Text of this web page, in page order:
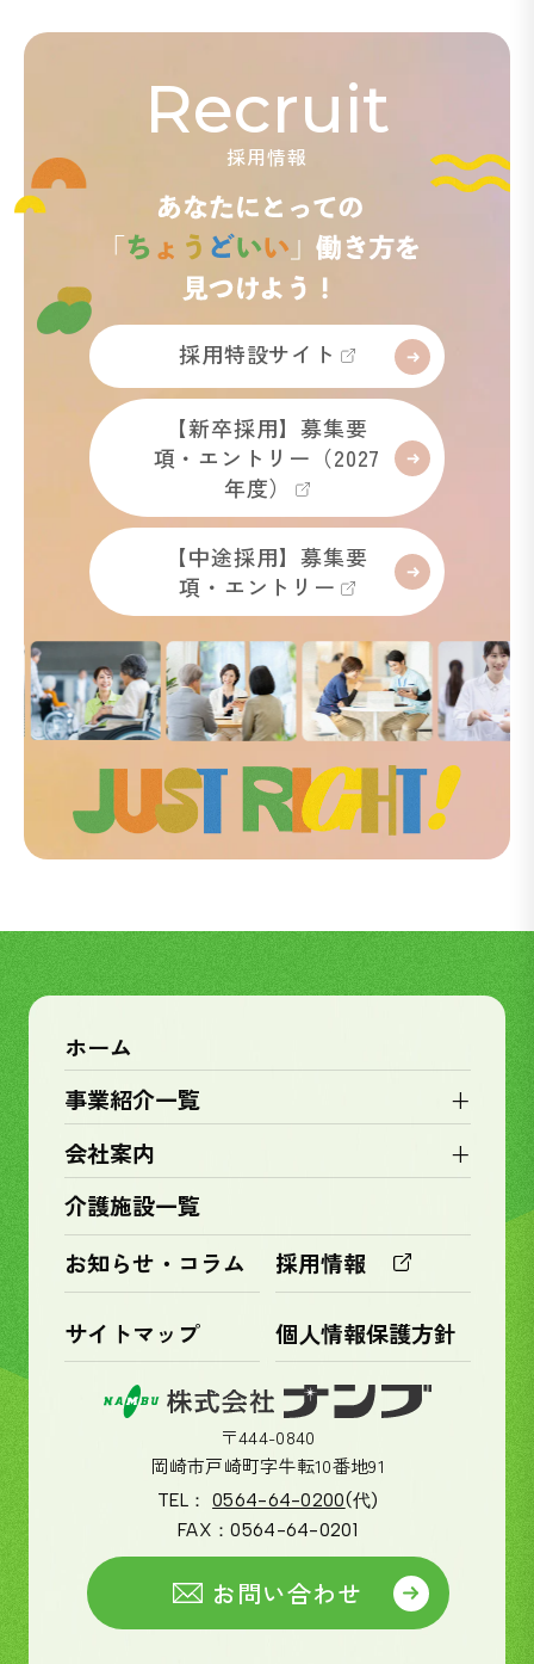
Recruit
採用情報
採用特設サイト
【新卒採用】募集要
項・エントリー（2027
年度）
【中途採用】募集要
項・エントリー
ホーム
事業紹介一覧
+
会社案内 +
介護施設一覧
お知らせ・コラム
採用情報
サイトマップ 個人情報保護方針
〒444-0840
岡崎市戸崎町字牛転10番地91
TEL： 0564-64-0200(代)
FAX：0564-64-0201
お問い合わせ